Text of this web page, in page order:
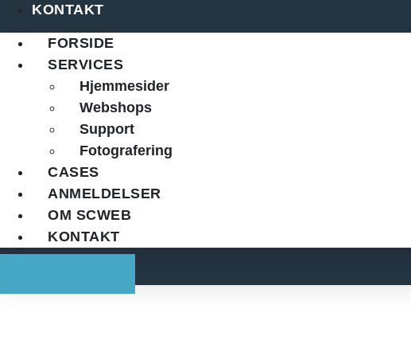
KONTAKT
FORSIDE
SERVICES
Hjemmesider
Webshops
Support
Fotografering
CASES
ANMELDELSER
OM SCWEB
KONTAKT